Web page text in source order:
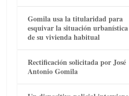
Gomila usa la titularidad para
esquivar la situación urbanística
de su vivienda habitual
Rectificación solicitada por José
Antonio Gomila